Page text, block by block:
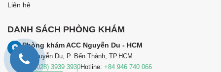
DANH SÁCH PHÒNG KHÁM
Phòng khám ACC Nguyễn Du - HCM
99 Nguyễn Du, P. Bến Thành, TP.HCM
(028) 3939 3930Hotline: +84 946 740 066
Liên hệ